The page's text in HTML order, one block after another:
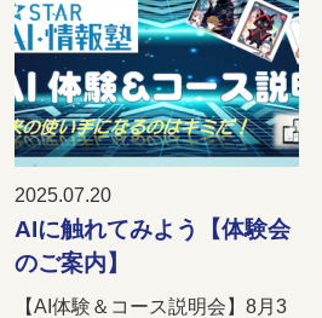
2025.07.20
AIに触れてみよう【体験会
のご案内】
【AI体験＆コース説明会】8月3